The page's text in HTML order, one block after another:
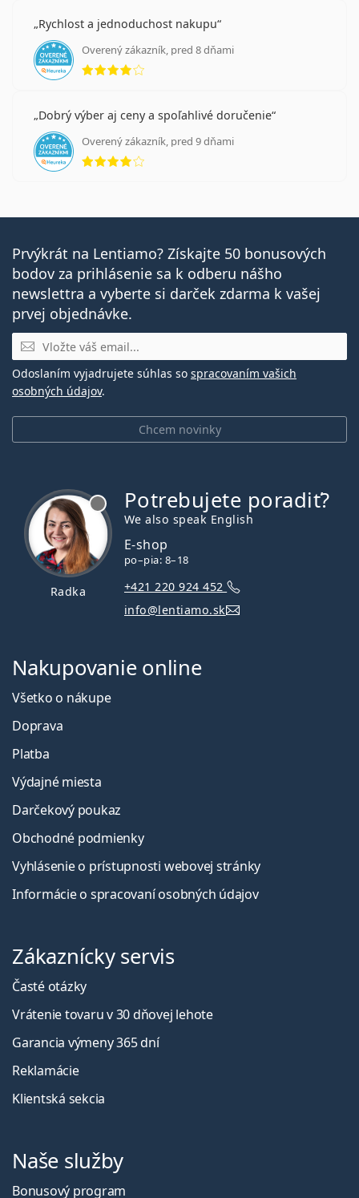
Rychlost a jednoduchost nakupu
Overený zákazník, pred 8 dňami
hodnotenie 4 z 5
Dobrý výber aj ceny a spoľahlivé doručenie
Overený zákazník, pred 9 dňami
hodnotenie 4 z 5
Prvýkrát na Lentiamo? Získajte 50 bonusových
bodov za prihlásenie sa k odberu nášho
newslettra a vyberte si darček zdarma k vašej
prvej objednávke.
E-mail
Chcem novinky
Odoslaním vyjadrujete súhlas so spracovaním vašich
osobných údajov.
Radka
Potrebujete poradiť?
We also speak English
E-shop
po–pia: 8–18
+421 220 924 452
info@lentiamo.sk
Nakupovanie online
Všetko o nákupe
Doprava
Platba
Výdajné miesta
Darčekový poukaz
Obchodné podmienky
Vyhlásenie o prístupnosti webovej stránky
Informácie o spracovaní osobných údajov
Zákaznícky servis
Časté otázky
Vrátenie tovaru v 30 dňovej lehote
Garancia výmeny 365 dní
Reklamácie
Klientská sekcia
Naše služby
Bonusový program